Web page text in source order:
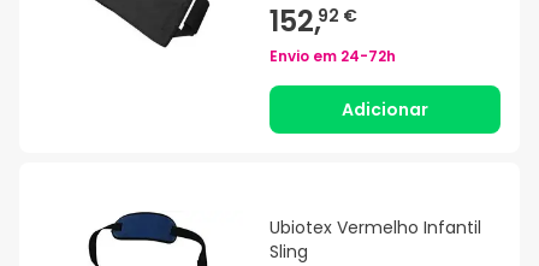
152,92 €
Envio em 24-72h
Adicionar
Ubiotex Vermelho Infantil
Sling